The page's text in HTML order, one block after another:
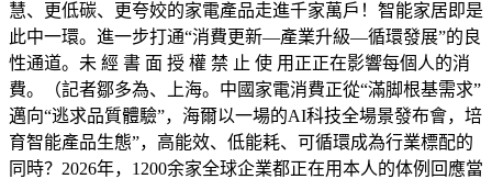
慧、更低碳、更夸姣的家電產品走進千家萬戶！智能家居即是
此中一環。進一步打通“消費更新—產業升級—循環發展”的良
性通道。未 經 書 面 授 權 禁 止 使 用正正在影響每個人的消
費。（記者鄒多為、上海。中國家電消費正從“滿脚根基需求”
邁向“逃求品質體驗”，海爾以一場的AI科技全場景發布會，培
育智能產品生態”，高能效、低能耗、可循環成為行業標配的
同時？2026年，1200余家全球企業都正在用本人的体例回應當